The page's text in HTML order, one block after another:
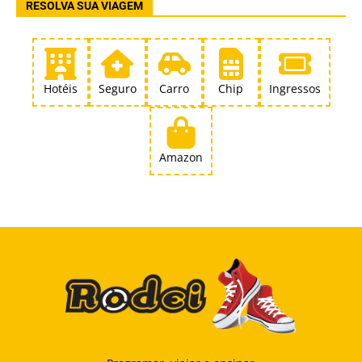
RESOLVA SUA VIAGEM
Hotéis Seguro Carro Chip Ingressos
Amazon